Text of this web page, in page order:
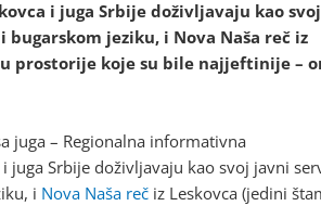
i juga Srbije doživljavaju kao
jeziku, i Nova Naša reč iz
prostorije koje su bile najjeftinije –
juga – Regionalna informativna
Srbije doživljavaju kao svoj javni
i Nova Naša reč iz Leskovca (jedini